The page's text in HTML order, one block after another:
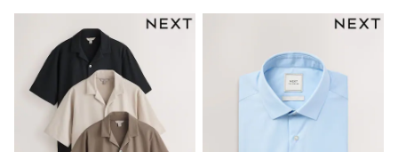
Waterproof
Shackets
Puddlesuits
Pramsuits
Gilets
Fleeces
Teddy Borg
Puffers
Snowsuits